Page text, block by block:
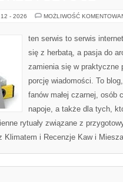
- 2026 MOŻLIWOŚĆ
ten serwis to serwis
się z herbatą, a pasja do
zamienia się w praktyczne
porcję wiadomości. To
fanów małej czarnej, osób
napoje, a także dla tych,
rytuały związane z
Klimatem i Recenzje Kaw i